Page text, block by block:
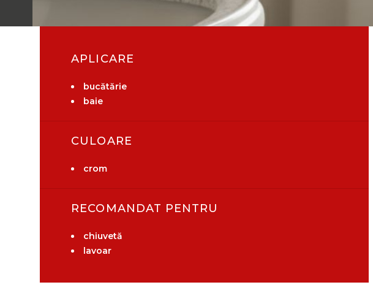
APLICARE
bucătărie
baie
CULOARE
crom
RECOMANDAT PENTRU
chiuvetă
lavoar